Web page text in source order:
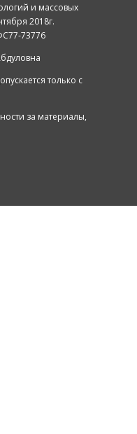
и массовых
2018г.
73776
только с
за материалы,